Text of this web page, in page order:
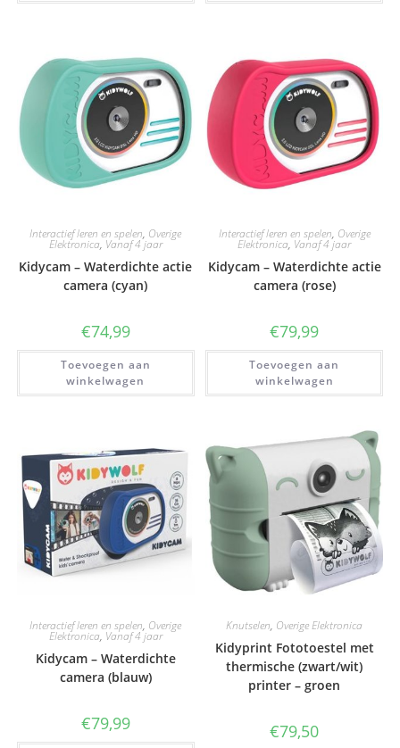
Interactief leren en spelen, Overige
Elektronica, Vanaf 4 jaar
Kidycam – Waterdichte actie
camera (cyan)
€74,99
Toevoegen aan
winkelwagen
Interactief leren en spelen, Overige
Elektronica, Vanaf 4 jaar
Kidycam – Waterdichte actie
camera (rose)
€79,99
Toevoegen aan
winkelwagen
Interactief leren en spelen, Overige
Elektronica, Vanaf 4 jaar
Kidycam – Waterdichte
camera (blauw)
€79,99
Knutselen, Overige Elektronica
Kidyprint Fototoestel met
thermische (zwart/wit)
printer – groen
€79,50